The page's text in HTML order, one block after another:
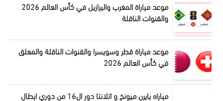
موعد مباراة المغرب والبرازيل في كأس العالم 2026
والقنوات الناقلة
موعد مباراة قطر وسويسرا والقنوات الناقلة والمعلق
في كأس العالم 2026
مباراه بايرن ميونخ و اتلانتا دور ال16 من دوري ابطال